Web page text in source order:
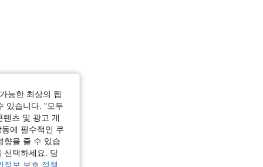
능한 최상의 웹
있습니다. "모두
츠 및 광고 개
에 필수적인 쿠
향을 줄 수 있습
선택하세요. 당
정보 보호 정책